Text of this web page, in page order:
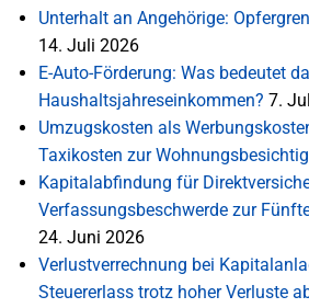
Unterhalt an Angehörige:
14. Juli 2026
E-Auto-Förderung: Was bedeutet
Haushaltsjahreseinkommen? 7.
Umzugskosten als
Taxikosten zur
Kapitalabfindung für
Verfassungsbeschwerde zur
24. Juni 2026
Verlustverrechnung bei
Steuererlass trotz hoher Verluste